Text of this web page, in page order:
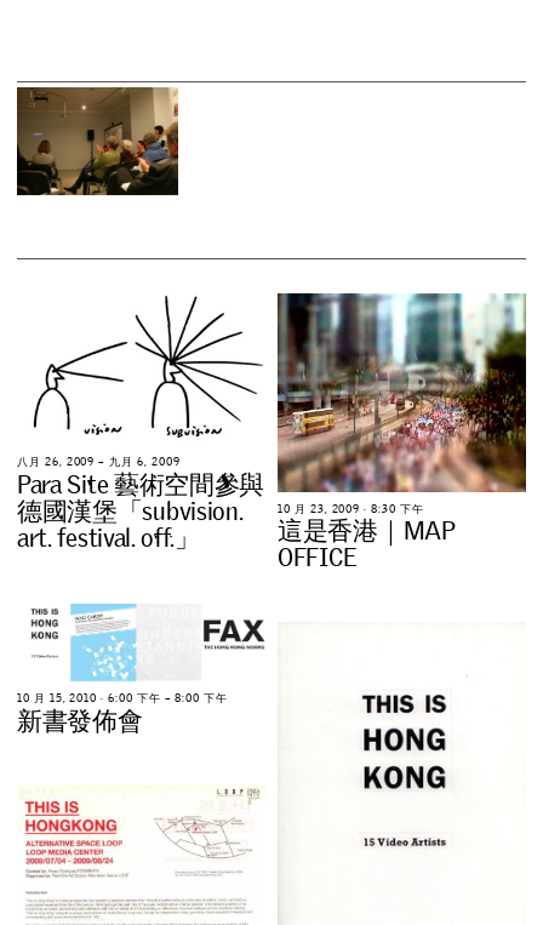
八月 26, 2009 – 九月 6, 2009
Para Site藝術空間參與
德國漢堡 「subvision.
art.festival.off. 」
10 月 23, 2009 ∙ 8:30 下午
這是香港 ｜ MAP
OFFICE
10 月 15, 2010 ∙ 6:00 下午 – 8:00 下午
新書發佈會